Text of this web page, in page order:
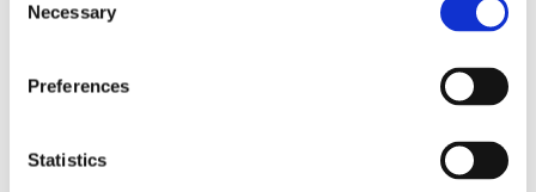
Selection
Necessary
Preferences
Statistics
Stadig flere mennesker ønsker å virkelig nyte café au lait, og
Merk!
Esprecious 21L leveres standard uten FreshMilk-enhet.
Denne må bestilles separat.